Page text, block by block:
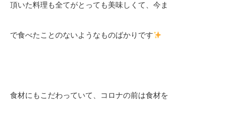
頂いた料理も全てがとっても美味しくて、今ま
で食べたことのないようなものばかりです
食材にもこだわっていて、コロナの前は食材を